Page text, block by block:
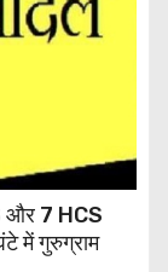
और 7 HCS
में गुरुग्राम